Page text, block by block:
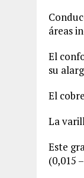
áreas
El
su
El
La
Este
(0,015